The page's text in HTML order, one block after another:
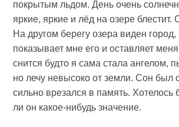
покрытым льдом. День очень
яркие, яркие и лёд на озере блестит.
На другом берегу озера виден город,
показывает мне его и оставляет
снится будто я сама стала ангелом,
но лечу невысоко от земли. Сон был
сильно врезался в память. Хотелось
ли он какое-нибудь значение.